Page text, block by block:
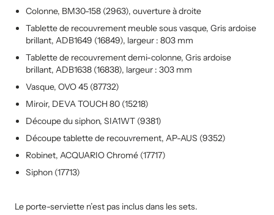
Colonne, BM30-158 (2963), ouverture à droite
Tablette de recouvrement meuble sous vasque, Gris ardoise
brillant, ADB1649 (16849), largeur : 803 mm
Tablette de recouvrement demi-colonne, Gris ardoise
brillant, ADB1638 (16838), largeur : 303 mm
Vasque, OVO 45 (87732)
Miroir, DEVA TOUCH 80 (15218)
Découpe du siphon, SIA1WT (9381)
Découpe tablette de recouvrement, AP-AUS (9352)
Robinet, ACQUARIO Chromé (17717)
Siphon (17713)
Le porte-serviette n’est pas inclus dans les sets.